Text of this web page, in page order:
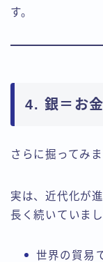
す。
4. 銀＝お
さらに掘ってみま
実は、近代化が
長く続いていまし
世界の貿易